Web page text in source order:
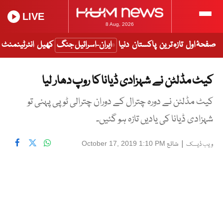
8 Aug, 2026
LIVE
صفحۂ اول تازہ ترین پاکستان دنیا ایران-اسرائیل جنگ کھیل انٹرٹینمنٹ
کیٹ مڈلٹن نے شہزادی ڈیانا کا روپ دھار لیا
کیٹ مڈلٹن نے دورہ چترال کے دوران چترالی ٹوپی پہنی تو
شہزادی ڈیانا کی یادیں تازہ ہو گئیں۔
ویب ڈیسک | شائع October 17, 2019 1:10 PM